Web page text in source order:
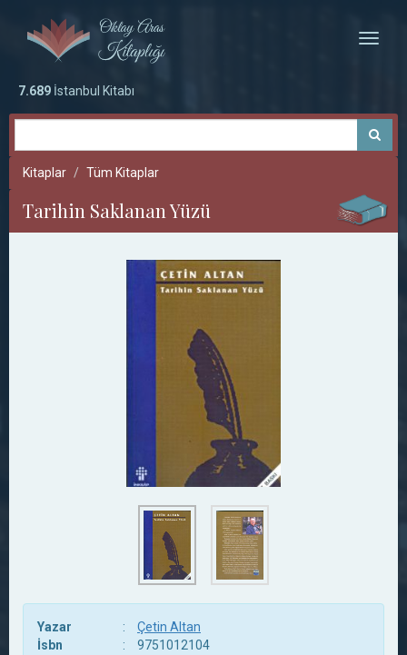
Toggle
7.689 İstanbul Kitabı
Kitaplar Tüm Kitaplar
Tarihin Saklanan Yüzü
Yazar :
Çetin Altan
İsbn
:
9751012104